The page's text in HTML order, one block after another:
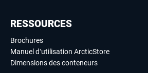
RESSOURCES
Brochures
Manuel d’utilisation ArcticStore
Dimensions des conteneurs